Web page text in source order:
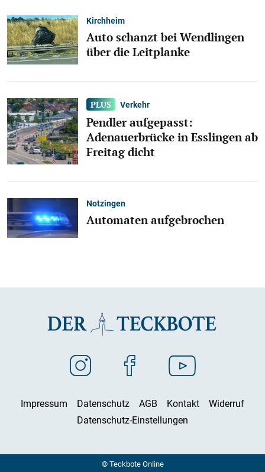
Kirchheim
Auto schanzt bei Wendlingen
über die Leitplanke
Verkehr
Pendler aufgepasst:
Adenauerbrücke in Esslingen ab
Freitag dicht
Notzingen
Automaten aufgebrochen
Impressum Datenschutz AGB Kontakt
Widerruf
Datenschutz-Einstellungen
© Teckbote Online